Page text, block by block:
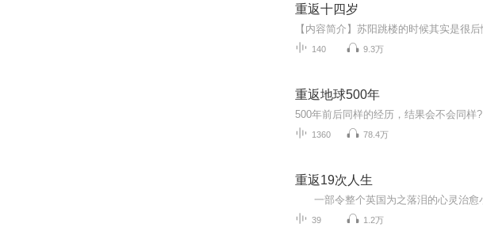
重返十四岁
140 9.3万
重返地球500年
500年前后同样的经历，结果会不会同样?
1360 78.4万
重返19次人生
39 1.2万